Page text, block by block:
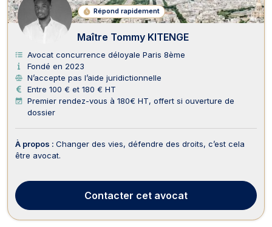
Répond rapidement
Maître Tommy KITENGE
Avocat concurrence déloyale Paris 8ème
Fondé en 2023
N’accepte pas l’aide juridictionnelle
Entre 100 € et 180 € HT
Premier rendez-vous à 180€ HT, offert si ouverture de
dossier
À propos : Changer des vies, défendre des droits, c’est cela
être avocat.
Contacter cet avocat